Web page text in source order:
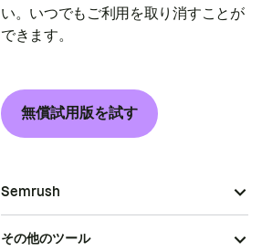
い。いつでもご利用を取り消すことが
できます。
無償試用版を試す
Semrush
その他のツール